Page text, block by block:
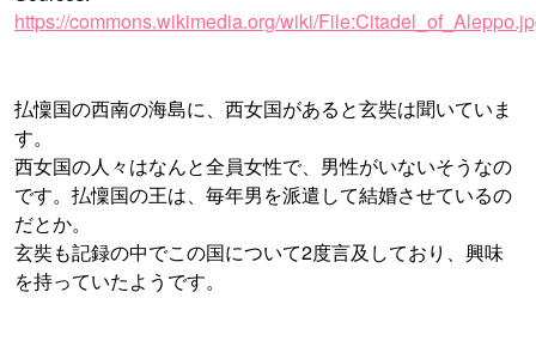
https://commons.wikimedia.org/wiki/
払懍国の西南の海島に、西女国があると玄奘は聞いていま
す。
西女国の人々はなんと全員女性で、男性がいないそうなの
です。払懍国の王は、毎年男を派遣して結婚させているの
だとか。
玄奘も記録の中でこの国について2度言及しており、興味
を持っていたようです。